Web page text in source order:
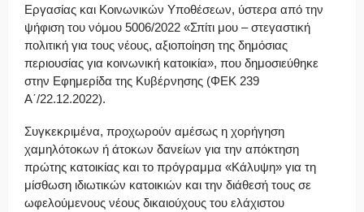
Εργασίας και Κοινωνικών Υποθέσεων, ύστερα από την
ψήφιση του νόμου 5006/2022 «Σπίτι μου – στεγαστική
πολιτική για τους νέους, αξιοποίηση της δημόσιας
περιουσίας για κοινωνική κατοικία», που δημοσιεύθηκε
στην Εφημερίδα της Κυβέρνησης (ΦΕΚ 239
Α΄/22.12.2022).
Συγκεκριμένα, προχωρούν αμέσως η χορήγηση
χαμηλότοκων ή άτοκων δανείων για την απόκτηση
πρώτης κατοικίας και το πρόγραμμα «Κάλυψη» για τη
μίσθωση ιδιωτικών κατοικιών και την διάθεσή τους σε
ωφελούμενους νέους δικαιούχους του ελάχιστου